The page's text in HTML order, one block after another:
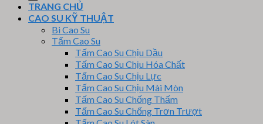
TRANG CHỦ
CAO SU KỸ THUẬT
Bi Cao Su
Tấm Cao Su
Tấm Cao Su Chịu Dầu
Tấm Cao Su Chịu Hóa Chất
Tấm Cao Su Chịu Lực
Tấm Cao Su Chịu Mài Mòn
Tấm Cao Su Chống Thấm
Tấm Cao Su Chống Trơn Trượt